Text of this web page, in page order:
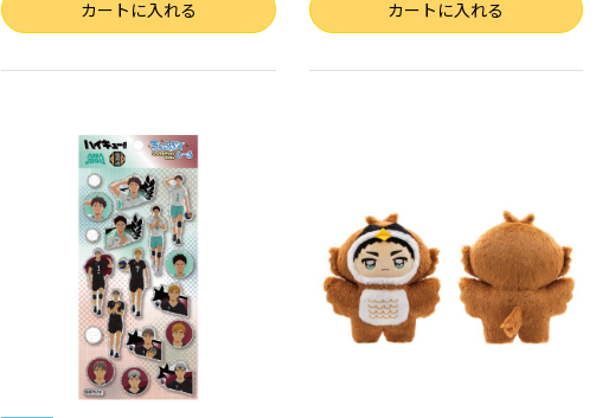
数量 カートに入れる 数量 カートに入れる